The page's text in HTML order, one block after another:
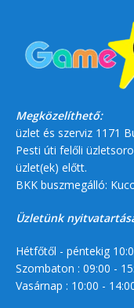
Megközelíthető:
üzlet és szerviz 1171
Pesti úti felőli
üzlet(ek) előtt.
BKK buszmegálló:
Üzletünk
Hétfőtől - péntekig
Szombaton : 09:00 -
Vasárnap : 10:00 -